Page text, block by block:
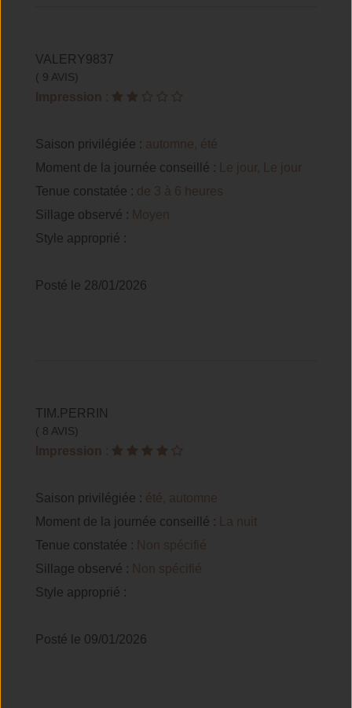
VALERY9837
( 9 AVIS)
Impression :
Saison privilégiée : automne, été
Moment de la journée conseillé :
Le jour, Le jour
Tenue constatée : de 3 à 6 heures
Sillage observé : Moyen
Style approprié :
Posté le 28/01/2026
TIM.PERRIN
( 8 AVIS)
Impression :
Saison privilégiée : été, automne
Moment de la journée conseillé :
La nuit
Tenue constatée : Non spécifié
Sillage observé : Non spécifié
Style approprié :
Posté le 09/01/2026